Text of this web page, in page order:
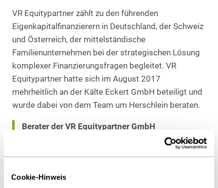
Cookie-Hinweis
VR Equitypartner zählt zu den führenden
Eigenkapitalfinanzierern in Deutschland, der Schweiz
und Österreich, der mittelständische
Familienunternehmen bei der strategischen Lösung
komplexer Finanzierungsfragen begleitet. VR
Equitypartner hatte sich im August 2017
mehrheitlich an der Kälte Eckert GmbH beteiligt und
wurde dabei von dem Team um Herschlein beraten.
Berater der VR Equitypartner GmbH
Fabian F. Gaffron (Steuerrecht), Hamburg